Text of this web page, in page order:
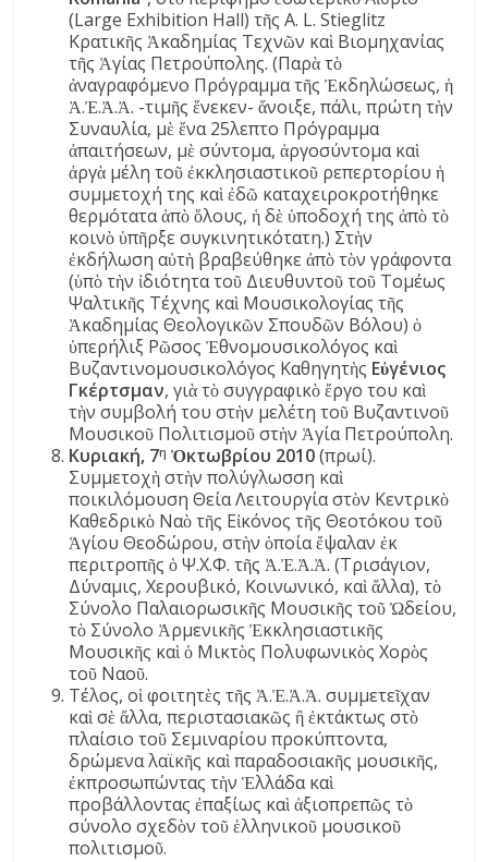
(Large Exhibition Hall) τῆς A. L. Stieglitz
Κρατικῆς Ἀκαδημίας Τεχνῶν καὶ Βιομηχανίας
τῆς Ἁγίας Πετρούπολης. (Παρὰ τὸ
ἀναγραφόμενο Πρόγραμμα τῆς Ἐκδηλώσεως, ἡ
Ἀ.Ἐ.Ἀ.Ἀ. -τιμῆς ἕνεκεν- ἄνοιξε, πάλι, πρώτη τὴν
Συναυλία, μὲ ἕνα 25λεπτο Πρόγραμμα
ἀπαιτήσεων, μὲ σύντομα, ἀργοσύντομα καὶ
ἀργὰ μέλη τοῦ ἐκκλησιαστικοῦ ρεπερτορίου ἡ
συμμετοχή της καὶ ἐδῶ καταχειροκροτήθηκε
θερμότατα ἀπὸ ὅλους, ἡ δὲ ὑποδοχή της ἀπὸ τὸ
κοινὸ ὑπῆρξε συγκινητικότατη.) Στὴν
ἐκδήλωση αὐτὴ βραβεύθηκε ἀπὸ τὸν γράφοντα
(ὑπὸ τὴν ἰδιότητα τοῦ Διευθυντοῦ τοῦ Τομέως
Ψαλτικῆς Τέχνης καὶ Μουσικολογίας τῆς
Ἀκαδημίας Θεολογικῶν Σπουδῶν Βόλου) ὁ
ὑπερήλιξ Ρῶσος Ἐθνομουσικολόγος καὶ
Βυζαντινομουσικολόγος Καθηγητὴς Εὐγένιος
Γκέρτσμαν, γιὰ τὸ συγγραφικὸ ἔργο του καὶ
τὴν συμβολή του στὴν μελέτη τοῦ Βυζαντινοῦ
Μουσικοῦ Πολιτισμοῦ στὴν Ἁγία Πετρούπολη.
Κυριακή, 7η Ὀκτωβρίου 2010(πρωί).
Συμμετοχὴ στὴν πολύγλωσση καὶ
ποικιλόμουση Θεία Λειτουργία στὸν Κεντρικὸ
Καθεδρικὸ Ναὸ τῆς Εἰκόνος τῆς Θεοτόκου τοῦ
Ἁγίου Θεοδώρου, στὴν ὁποία ἔψαλαν ἐκ
περιτροπῆς ὁ Ψ.Χ.Φ. τῆς Ἀ.Ἐ.Ἀ.Ἀ. (Τρισάγιον,
Δύναμις, Χερουβικό, Κοινωνικό, καὶ ἄλλα), τὸ
Σύνολο Παλαιορωσικῆς Μουσικῆς τοῦ Ὠδείου,
τὸ Σύνολο Ἀρμενικῆς Ἐκκλησιαστικῆς
Μουσικῆς καὶ ὁ Μικτὸς Πολυφωνικὸς Χορὸς
τοῦ Ναοῦ.
Τέλος, οἱ φοιτητὲς τῆς Ἀ.Ἐ.Ἀ.Ἀ. συμμετεῖχαν
καὶ σὲ ἄλλα, περιστασιακῶς ἢ ἐκτάκτως στὸ
πλαίσιο τοῦ Σεμιναρίου προκύπτοντα,
δρώμενα λαϊκῆς καὶ παραδοσιακῆς μουσικῆς,
ἐκπροσωπώντας τὴν Ἑλλάδα καὶ
προβάλλοντας ἐπαξίως καὶ ἀξιοπρεπῶς τὸ
σύνολο σχεδὸν τοῦ ἑλληνικοῦ μουσικοῦ
πολιτισμοῦ.